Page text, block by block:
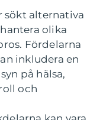
sökt alternativa
olika
Fördelarna
inkludera en
på hälsa,
och